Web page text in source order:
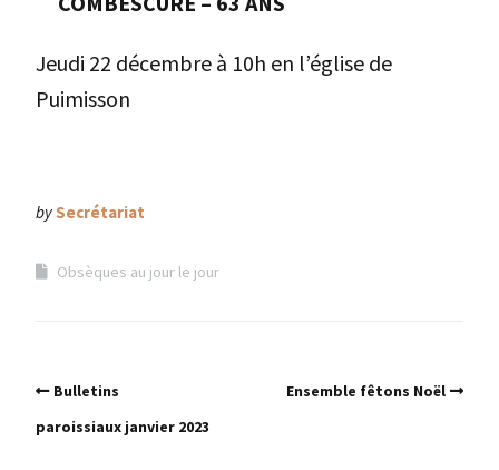
Jeudi 22 décembre à 10h en l’église de
Puimisson
bySecrétariat
Obsèques au jour le jour
Bulletins
paroissiaux janvier 2023
Ensemble fêtons Noël